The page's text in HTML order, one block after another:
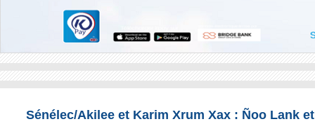
Sénélec/Akilee et Karim Xrum Xax : Ñoo Lank